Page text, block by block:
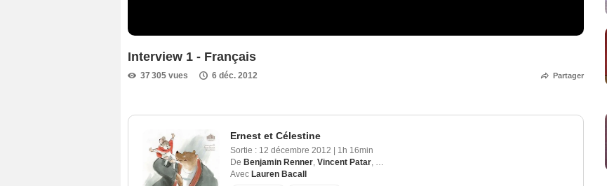
Interview 1 - Français
37 305 vues 6 déc. 2012 Partager
Ernest et Célestine
Sortie : 12 décembre 2012
1h 16min
De Benjamin Renner, Vincent Patar, Stéphane Aubier
Avec Lauren Bacall